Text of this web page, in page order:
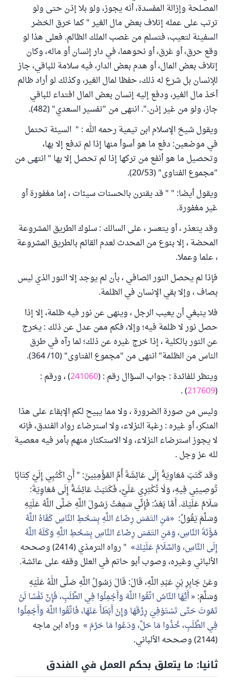
المصلحة وإزالة المفسدة، أنه يجوز، ولو بلا إذن حتى ولو
ترتب على عمله إتلاف بعض مال الغير " كما خرق الخضر
السفينة لتعيب، فتسلم من غصب الملك الظالم. فعلى هذا لو
وقع حرق، أو غرق، أو نحوهما، في دار إنسان أو ماله، وكان
إتلاف بعض المال، أو هدم بعض الدار، فيه سلامة للباقي، جاز
للإنسان بل شرع له ذلك، حفظا لمال الغير، وكذلك لو أراد ظالم
أخذ مال الغير، ودفع إليه إنسان بعض المال افتداء للباقي
جاز، ولو من غير إذن.". انتهى من "تفسير السعدي" (482).
ويقول شيخ الإسلام ابن تيمية رحمه الله : " السيئة تحتمل
في موضعين: دفع ما هو أسوأ منها إذا لم تدفع إلا بها،
وتحصيل ما هو أنفع من تركها إذا لم تحصل إلا بها " انتهى من
"مجموع الفتاوى" (20/53).
ويقول أيضا: " " قد يقترن بالحسنات سيئات ، إما مغفورة أو
غير مغفورة.
وقد يتعذر ، أو يتعسر ، على السالك : سلوك الطريق المشروعة
المحضة ، إلا بنوع من المحدث لعدم القائم بالطريق المشروعة
، علما وعملا.
فإذا لم يحصل النور الصافي ، بأن لم يوجد إلا النور الذي ليس
بصاف ، وإلا بقي الإنسان في الظلمة.
فلا ينبغي أن يعيب الرجل ، وينهى عن نور فيه ظلمة، إلا إذا
حصل نور لا ظلمة فيه؛ وإلا، فكم ممن عدل عن ذلك : يخرج
عن النور بالكلية ، إذا خرج غيره عن ذلك؛ لما رآه في طرق
الناس من الظلمة" انتهى من "مجموع الفتاوى" (10/ 364).
وينظر للفائدة : جواب السؤال رقم : (241060) ، ورقم :
(
217609
) .
وليس من صورة الضرورة ، ولا مما يبيح لكم الإبقاء على هذا
المنكر، أو غيره : رغبة النزلاء، ولا استرضاء رواد الفندق، فإنه
لا يجوز استرضاء النزلاء، ولا الاستكثار منهم بأمر فيه معصية
لله عز وجل .
وقد كَتَبَ مُعَاوِيَةُ إِلَى عَائِشَةَ أُمِّ المُؤْمِنِينَ: " أَنِ اكْتُبِي إِلَيَّ كِتَابًا
تُوصِينِي فِيهِ، وَلَا تُكْثِرِي عَلَيَّ، فَكَتَبَتْ عَائِشَةُ إِلَى مُعَاوِيَةَ:
سَلَامٌ عَلَيْكَ. أَمَّا بَعْدُ: فَإِنِّي سَمِعْتُ رَسُولَ اللَّهِ صَلَّى اللَّهُ عَلَيْهِ
وَسَلَّمَ يَقُولُ: مَنِ التَمَسَ رِضَاءَ اللَّهِ بِسَخَطِ النَّاسِ كَفَاهُ اللَّهُ
مُؤْنَةَ النَّاسِ، وَمَنِ التَمَسَ رِضَاءَ النَّاسِ بِسَخَطِ اللَّهِ وَكَلَهُ اللَّهُ
إِلَى النَّاسِ، وَالسَّلَامُ عَلَيْكَ
" رواه الترمذي (2414) وصححه
الألباني وغيره، وصوب أبو حاتم في العلل وقفه على عائشة.
وعَنْ جَابِرِ بْنِ عَبْدِ اللَّهِ، قَالَ: قَالَ رَسُولُ اللَّهِ صَلَّى اللهُ عَلَيْهِ
وَسَلَّمَ: أَيُّهَا النَّاسُ اتَّقُوا اللَّهَ وَأَجْمِلُوا فِي الطَّلَبِ، فَإِنَّ نَفْسًا لَنْ
تَمُوتَ حَتَّى تَسْتَوْفِيَ رِزْقَهَا وَإِنْ أَبْطَأَ عَنْهَا، فَاتَّقُوا اللَّهَ وَأَجْمِلُوا
فِي الطَّلَبِ، خُذُوا مَا حَلَّ، وَدَعُوا مَا حَرُمَ
وراه ابن ماجه
(2144) وصححه الألباني.
ثانيا: ما يتعلق بحكم العمل في الفندق